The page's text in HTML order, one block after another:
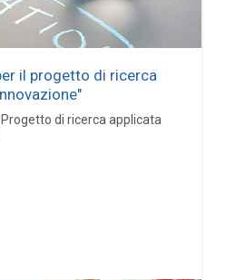
il progetto di ricerca
di ricerca applicata